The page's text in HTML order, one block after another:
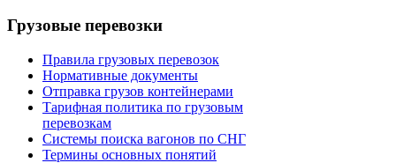
Грузовые перевозки
Правила грузовых перевозок
Нормативные документы
Отправка грузов контейнерами
Тарифная политика по грузовым
перевозкам
Системы поиска вагонов по СНГ
Термины основных понятий